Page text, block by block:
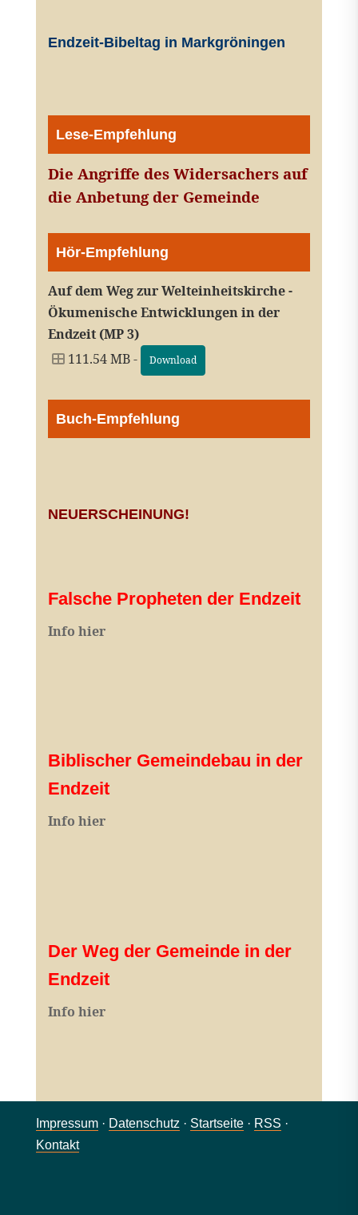
Endzeit-Bibeltag in Markgröningen
Lese-Empfehlung
Die Angriffe des Widersachers auf
die Anbetung der Gemeinde
Hör-Empfehlung
Auf dem Weg zur Welteinheitskirche -
Ökumenische Entwicklungen in der
Endzeit (MP 3)
111.54 MB -
Download
Buch-Empfehlung
NEUERSCHEINUNG!
Falsche Propheten der Endzeit
Info hier
Biblischer Gemeindebau in der
Endzeit
Info hier
Der Weg der Gemeinde in der
Endzeit
Info hier
Impressum· Datenschutz · Startseite· RSS ·
Kontakt